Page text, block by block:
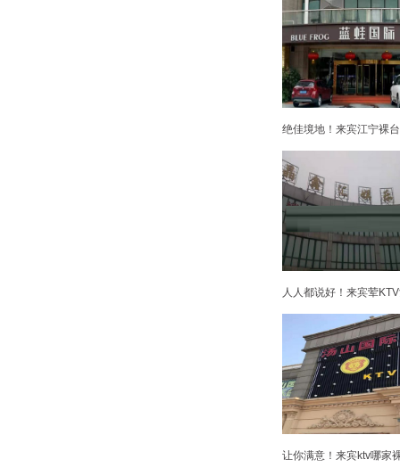
绝佳境地！来宾江宁裸
人人都说好！来宾荤
让你满意！来宾ktv哪家